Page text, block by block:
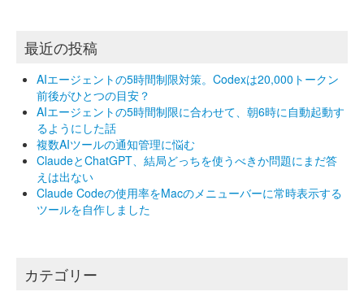
最近の投稿
AIエージェントの5時間制限対策。Codexは20,000トークン
前後がひとつの目安？
AIエージェントの5時間制限に合わせて、朝6時に自動起動す
るようにした話
複数AIツールの通知管理に悩む
ClaudeとChatGPT、結局どっちを使うべきか問題にまだ答
えは出ない
Claude Codeの使用率をMacのメニューバーに常時表示する
ツールを自作しました
カテゴリー